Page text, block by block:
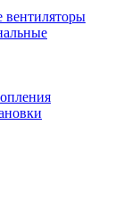
вентиляторы